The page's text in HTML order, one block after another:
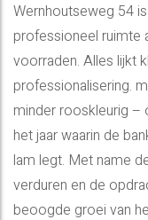
Wernhoutseweg 54
professioneel ruimte
voorraden. Alles lijkt
professionalisering.
minder rooskleurig –
het jaar waarin de
lam legt. Met name
verduren en de
beoogde groei van